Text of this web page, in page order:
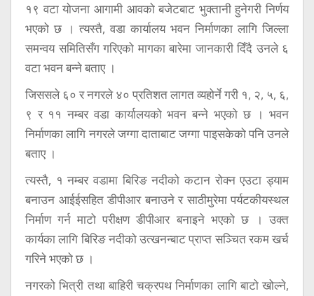
१९ वटा योजना आगामी आवको बजेटबाट भुक्तानी हुनेगरी निर्णय
भएको छ । त्यस्तै, वडा कार्यालय भवन निर्माणका लागि जिल्ला
समन्वय समितिसँग गरिएको मागका बारेमा जानकारी दिँदै उनले ६
वटा भवन बन्ने बताए ।
जिससले ६० र नगरले ४० प्रतिशत लागत व्यहोर्ने गरी १, २, ५, ६,
९ र ११ नम्बर वडा कार्यालयको भवन बन्ने भएको छ । भवन
निर्माणका लागि नगरले जग्गा दाताबाट जग्गा पाइसकेको पनि उनले
बताए ।
त्यस्तै, १ नम्बर वडामा बिरिङ नदीको कटान रोक्न एउटा ड्याम
बनाउन आईईसहित डीपीआर बनाउने र साठीमुरेमा पर्यटकीयस्थल
निर्माण गर्न माटो परीक्षण डीपीआर बनाइने भएको छ । उक्त
कार्यका लागि बिरिङ नदीको उत्खनन्बाट प्राप्त सञ्चित रकम खर्च
गरिने भएको छ ।
नगरको भित्री तथा बाहिरी चक्रपथ निर्माणका लागि बाटो खोल्ने,